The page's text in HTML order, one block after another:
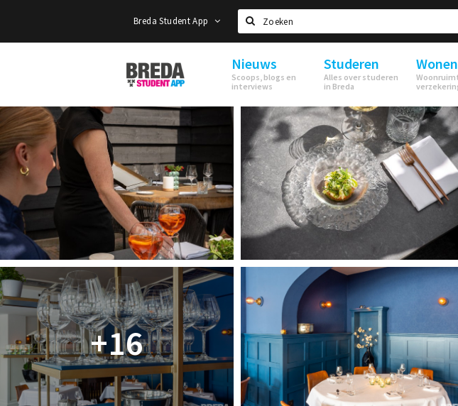
Breda Student App
Zoeken
Breda
Student
Nieuws
Scoops, blogs en
interviews
Studeren
Alles over studeren
in Breda
Wonen
+16